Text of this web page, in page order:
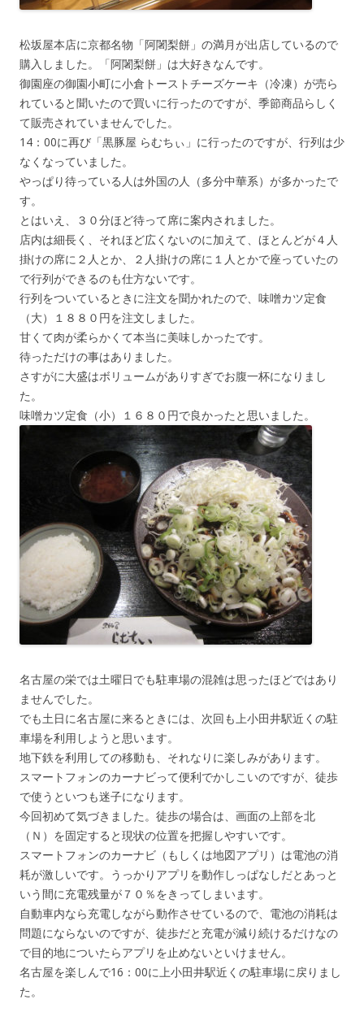
松坂屋本店に京都名物「阿闍梨餅」の満月が出店しているので
購入しました。「阿闍梨餅」は大好きなんです。
御園座の御園小町に小倉トーストチーズケーキ（冷凍）が売ら
れていると聞いたので買いに行ったのですが、季節商品らしく
て販売されていませんでした。
14：00に再び「黒豚屋 らむちぃ」に行ったのですが、行列は少
なくなっていました。
やっぱり待っている人は外国の人（多分中華系）が多かったで
す。
とはいえ、３０分ほど待って席に案内されました。
店内は細長く、それほど広くないのに加えて、ほとんどが４人
掛けの席に２人とか、２人掛けの席に１人とかで座っていたの
で行列ができるのも仕方ないです。
行列をついているときに注文を聞かれたので、味噌カツ定食
（大）１８８０円を注文しました。
甘くて肉が柔らかくて本当に美味しかったです。
待っただけの事はありました。
さすがに大盛はボリュームがありすぎでお腹一杯になりまし
た。
味噌カツ定食（小）１６８０円で良かったと思いました。
名古屋の栄では土曜日でも駐車場の混雑は思ったほどではあり
ませんでした。
でも土日に名古屋に来るときには、次回も上小田井駅近くの駐
車場を利用しようと思います。
地下鉄を利用しての移動も、それなりに楽しみがあります。
スマートフォンのカーナビって便利でかしこいのですが、徒歩
で使うといつも迷子になります。
今回初めて気づきました。徒歩の場合は、画面の上部を北
（Ｎ）を固定すると現状の位置を把握しやすいです。
スマートフォンのカーナビ（もしくは地図アプリ）は電池の消
耗が激しいです。うっかりアプリを動作しっぱなしだとあっと
いう間に充電残量が７０％をきってしまいます。
自動車内なら充電しながら動作させているので、電池の消耗は
問題にならないのですが、徒歩だと充電が減り続けるだけなの
で目的地についたらアプリを止めないといけません。
名古屋を楽しんで16：00に上小田井駅近くの駐車場に戻りまし
た。